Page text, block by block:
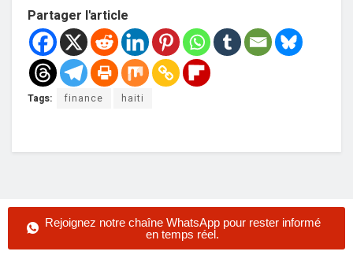
Partager l'article
Tags: finance haiti
Rejoignez notre chaîne WhatsApp pour rester informé
en temps réel.